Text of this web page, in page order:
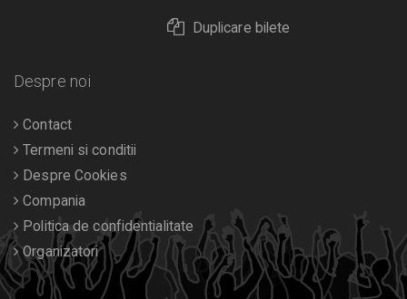
Duplicare bilete
Despre noi
Contact
Termeni si conditii
Despre Cookies
Compania
Politica de confidentialitate
Organizatori